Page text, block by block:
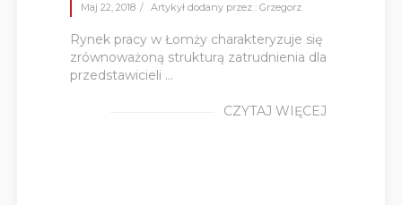
Maj 22, 2018 Artykył dodany przez : Grzegorz
Rynek pracy w Łomży charakteryzuje się
zrównoważoną strukturą zatrudnienia dla
przedstawicieli ...
CZYTAJ WIĘCEJ